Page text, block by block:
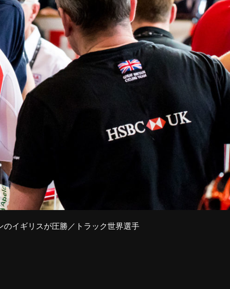
のイギリスが圧勝／トラック世界選手